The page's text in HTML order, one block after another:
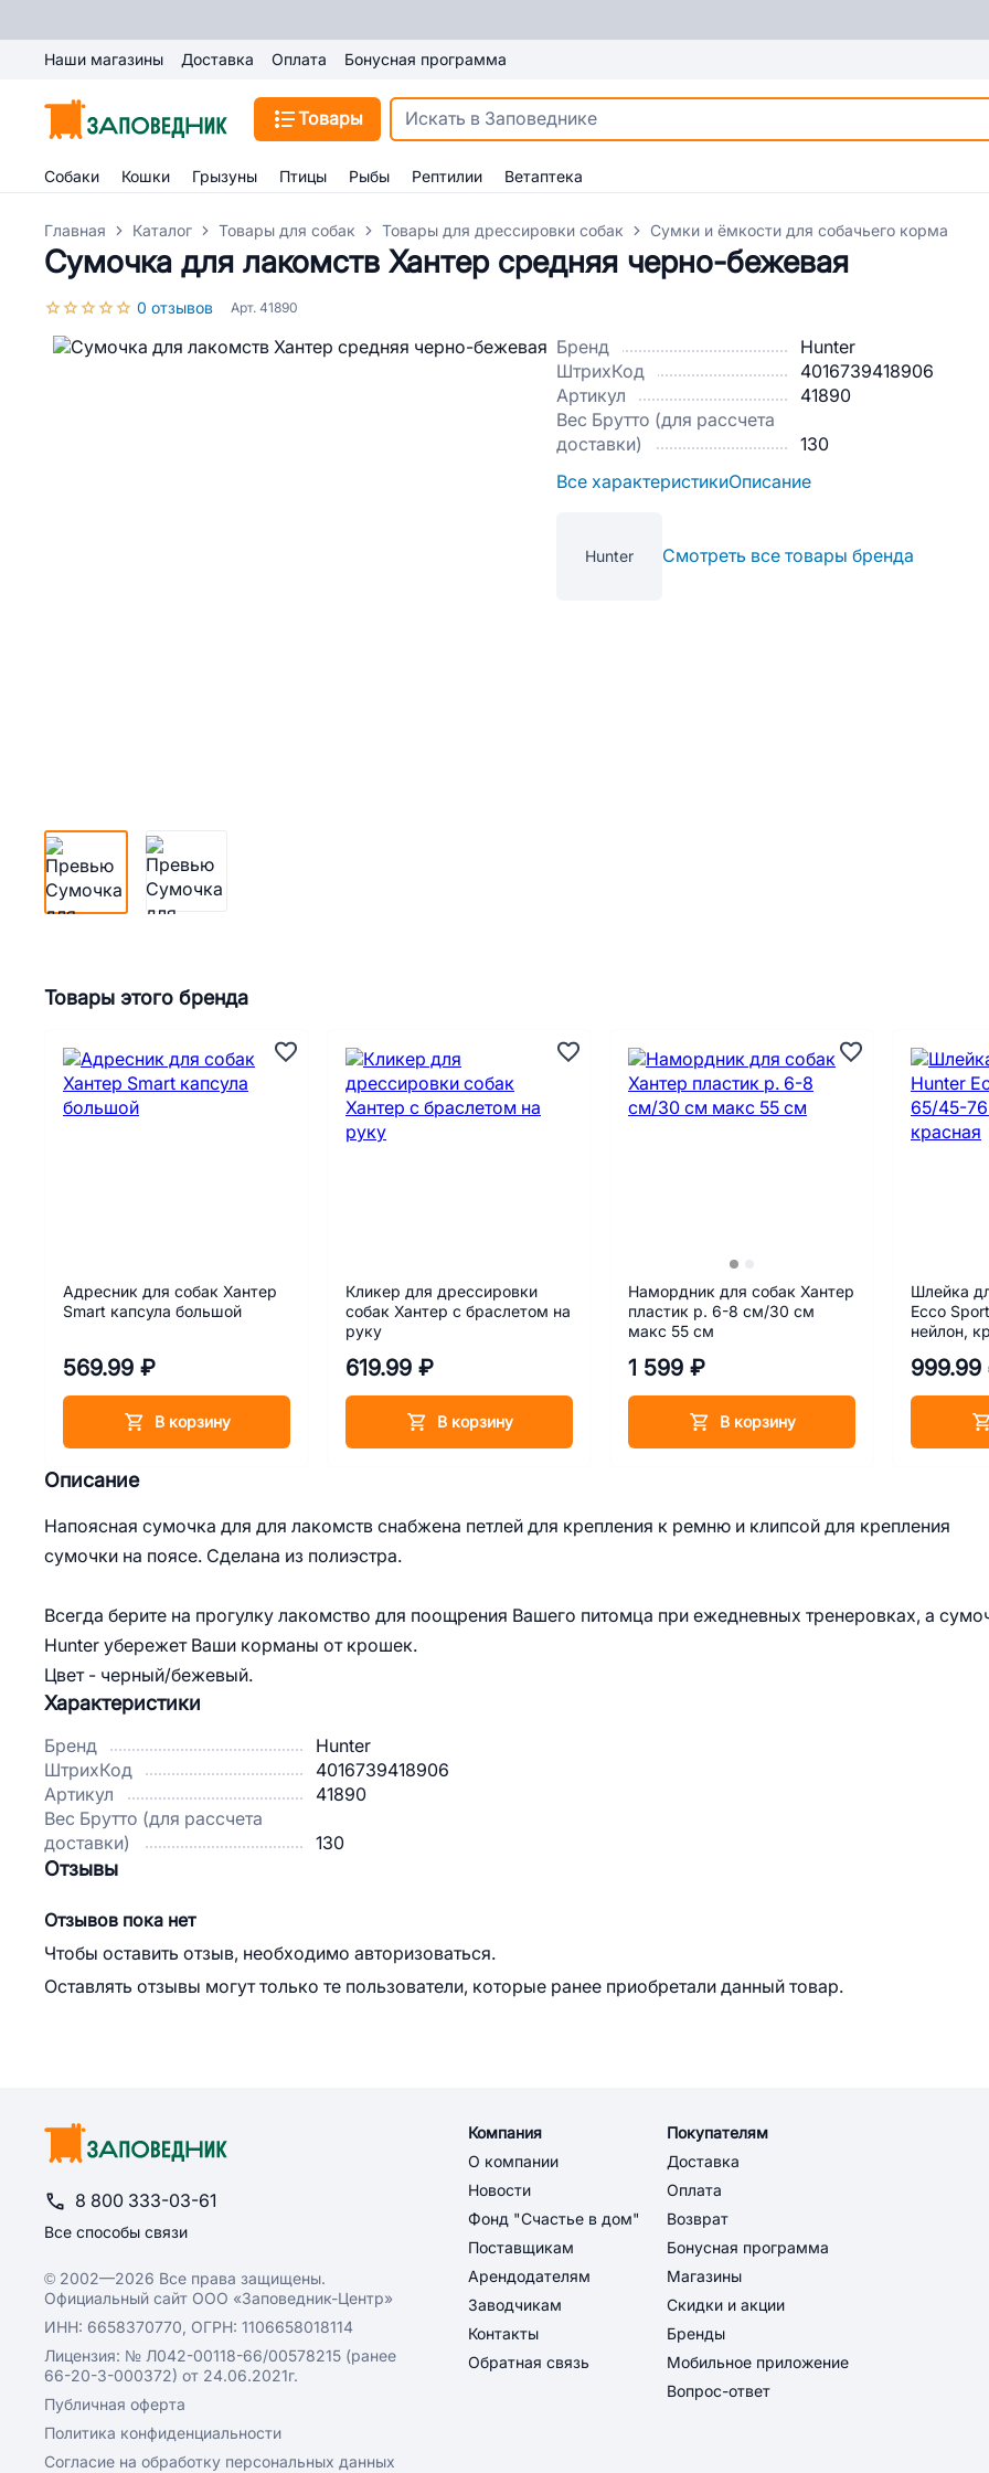
Наши магазины Доставка Оплата Бонусная программа
Товары
Собаки Кошки Грызуны Птицы Рыбы Рептилии Ветаптека
Главная Каталог Товары для собак Товары для дрессировки собак Сумки и ёмкости для собачьего корма
Сумочка для лакомств Хантер средняя черно-бежевая
0 отзывов Арт. 41890
Бренд
Hunter
ШтрихКод
4016739418906
Артикул
41890
Вес Брутто (для рассчета
доставки)
130
Все характеристикиОписание
Hunter Смотреть все товары бренда
Описание
Напоясная сумочка для для лакомств снабжена петлей для крепления к ремню и клипсой для крепления
сумочки на поясе. Сделана из полиэстра.
Всегда берите на прогулку лакомство для поощрения Вашего питомца при ежедневных тренеровках, а
Hunter убережет Ваши корманы от крошек.
Цвет - черный/бежевый.
Товары этого бренда
Адресник для собак Хантер
Smart капсула большой
569.99 ₽
В корзину
Кликер для дрессировки
собак Хантер с браслетом на
руку
619.99 ₽
В корзину
Намордник для собак Хантер
пластик р. 6-8 см/30 см
макс 55 см
1 599 ₽
В корзину
Шлейка
Ecco
нейлон,
999.99
Характеристики
Бренд
Hunter
ШтрихКод
4016739418906
Артикул
41890
Вес Брутто (для рассчета
доставки)
130
Отзывы
Отзывов пока нет
Чтобы оставить отзыв, необходимо авторизоваться.
Оставлять отзывы могут только те пользователи, которые ранее приобретали данный товар.
8 800 333-03-61
Все способы связи
© 2002—2026 Все права защищены.
Официальный сайт ООО «Заповедник-Центр»
ИНН: 6658370770, ОГРН: 1106658018114
Лицензия: № Л042-00118-66/00578215 (ранее
66-20-3-000372) от 24.06.2021г.
Публичная оферта
Политика конфиденциальности
Согласие на обработку персональных данных
Компания
О компании
Новости
Фонд "Счастье в дом"
Поставщикам
Арендодателям
Заводчикам
Контакты
Обратная связь
Покупателям
Доставка
Оплата
Возврат
Бонусная программа
Магазины
Скидки и акции
Бренды
Мобильное приложение
Вопрос-ответ